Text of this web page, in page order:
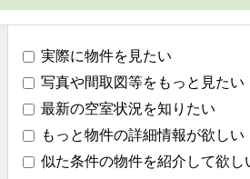
実際に物件を見たい
写真や間取図等をもっと見たい
最新の空室状況を知りたい
もっと物件の詳細情報が欲しい
似た条件の物件を紹介して欲し